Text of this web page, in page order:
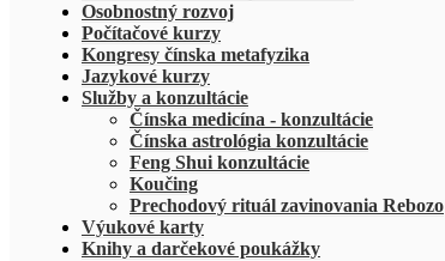
Osobnostný rozvoj
Počítačové kurzy
Kongresy čínska metafyzika
Jazykové kurzy
Služby a konzultácie
Čínska medicína - konzultácie
Čínska astrológia konzultácie
Feng Shui konzultácie
Koučing
Prechodový rituál zavinovania Rebozo
Výukové karty
Knihy a darčekové poukážky